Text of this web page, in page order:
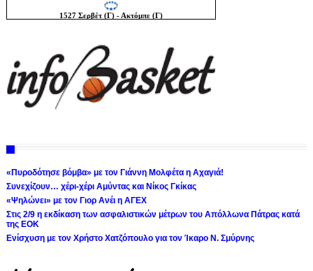
«Πυροδότησε βόμβα» με τον Γιάννη Μολφέτα η Αχαγιά!
Συνεχίζουν… χέρι-χέρι Αμύντας και Νίκος Γκίκας
«Ψηλώνει» με τον Γιορ Ανέι η ΑΓΕΧ
Στις 2/9 η εκδίκαση των ασφαλιστικών μέτρων του Απόλλωνα Πάτρας κατά
της ΕΟΚ
Ενίσχυση με τον Χρήστο Χατζόπουλο για τον Ίκαρο Ν. Σμύρνης